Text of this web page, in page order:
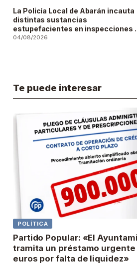
La Policía Local de Abarán incauta
distintas sustancias
estupefacientes en inspecciones
locales públicos del municipio
04/08/2026
Te puede interesar
POLÍTICA
Partido Popular: «El
tramita un préstamo
euros por falta de liquidez»